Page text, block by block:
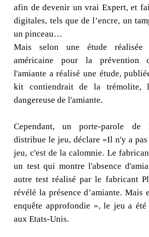
afin de devenir un vrai Expert, et
digitales, tels que de l’encre, un
un pinceau…
Mais selon une étude réalisée
américaine pour la prévention
l'amiante a réalisé une étude,
kit contiendrait de la trémolite,
dangereuse de l'amiante.
Cependant, un porte-parole de
distribue le jeu, déclare «Il n'y a pas
jeu, c'est de la calomnie. Le
un test qui montre l'absence
autre test réalisé par le fabricant
révélé la présence d’amiante. Mais
enquête approfondie », le jeu a
aux Etats-Unis.